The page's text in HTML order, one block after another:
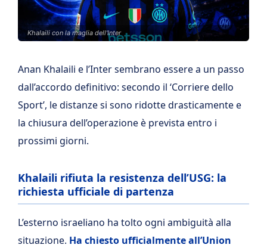
Khalaili con la maglia dell'Inter
Anan Khalaili e l’Inter sembrano essere a un passo
dall’accordo definitivo: secondo il ‘Corriere dello
Sport’, le distanze si sono ridotte drasticamente e
la chiusura dell’operazione è prevista entro i
prossimi giorni.
Khalaili rifiuta la resistenza dell’USG: la
richiesta ufficiale di partenza
L’esterno israeliano ha tolto ogni ambiguità alla
situazione. Ha chiesto ufficialmente all’Union